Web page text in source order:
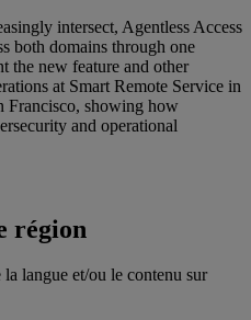
intersect, Agentless Access
both domains through one
the new feature and other
at Smart Remote Service in
Francisco, showing how
and operational
région
langue et/ou le contenu sur